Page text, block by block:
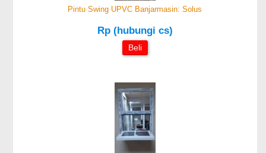
Pintu Swing UPVC Banjarmasin: Solus
Rp (hubungi cs)
Beli